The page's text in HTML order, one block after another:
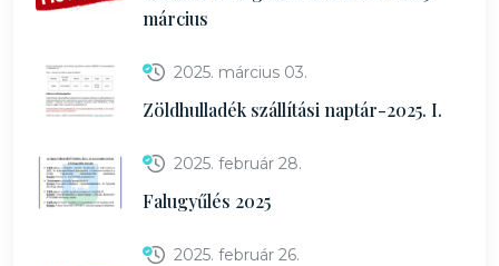
március
2025. március 03.
Zöldhulladék szállítási naptár-2025. I.
2025. február 28.
Falugyűlés 2025
2025. február 26.